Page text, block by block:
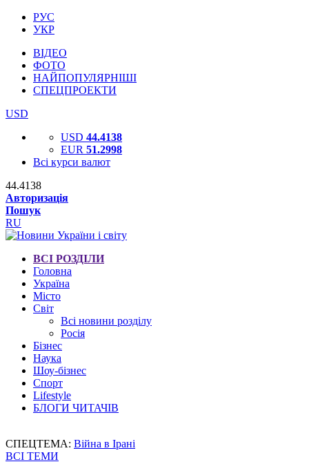
РУС
УКР
ВІДЕО
ФОТО
НАЙПОПУЛЯРНІШІ
СПЕЦПРОЕКТИ
USD
USD 44.4138
EUR 51.2998
Всі курси валют
44.4138
Авторизація
Пошук
RU
ВСІ РОЗДІЛИ
Головна
Україна
Місто
Світ
Всі новини розділу
Росія
Бізнес
Наука
Шоу-бізнес
Спорт
Lifestyle
БЛОГИ ЧИТАЧІВ
СПЕЦТЕМА: Війна в Ірані
ВСІ ТЕМИ